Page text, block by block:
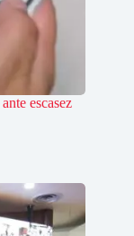
escasez